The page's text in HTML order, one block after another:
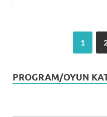
1
PROGRAM/OYUN